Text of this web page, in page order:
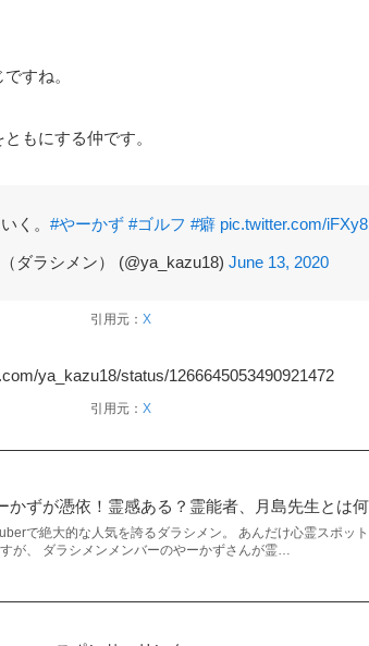
すね。
もにする仲です。
く。 #やーかず #ゴルフ #癖 pic.twitter.com/
ダラシメン） (@ya_kazu18) June 13, 2020
引用元： X
ya_kazu18/status/1266645053490921472
引用元： X
かずが憑依！霊感ある？霊能者、月島先生とは何
で絶大的な人気を誇るダラシメン。 あんだけ心霊スポッ
が、 ダラシメンメンバーのやーかずさんが霊…